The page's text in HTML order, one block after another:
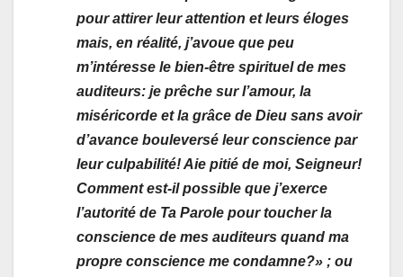
pour attirer leur attention et leurs éloges
mais, en réalité, j’avoue que peu
m’intéresse le bien-être spirituel de mes
auditeurs: je prêche sur l’amour, la
miséricorde et la grâce de Dieu sans avoir
d’avance bouleversé leur conscience par
leur culpabilité! Aie pitié de moi, Seigneur!
Comment est-il possible que j’exerce
l’autorité de Ta Parole pour toucher la
conscience de mes auditeurs quand ma
propre conscience me condamne?» ; ou